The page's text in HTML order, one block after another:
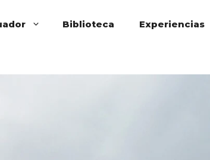
Biblioteca Experiencias